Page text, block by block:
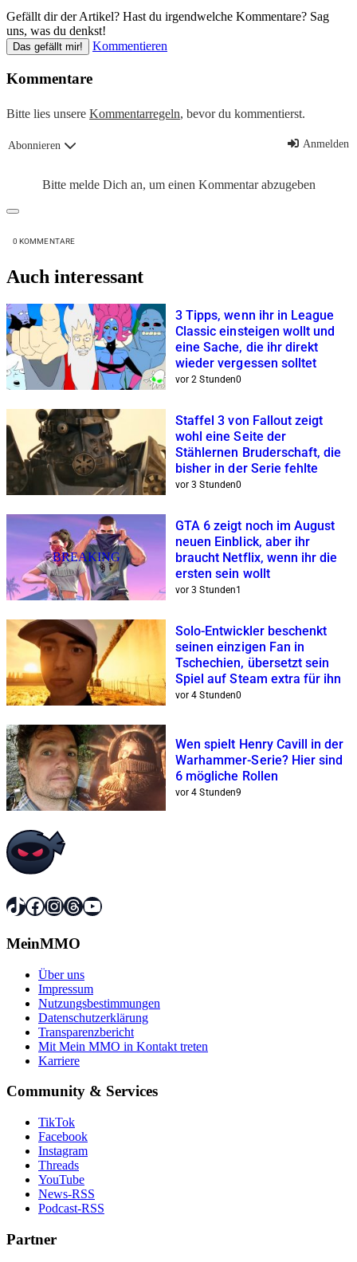
Gefällt dir der Artikel? Hast du irgendwelche Kommentare? Sag
uns, was du denkst!
Das gefällt mir! Kommentieren
Kommentare
Bitte lies unsere Kommentarregeln, bevor du kommentierst.
Abonnieren Anmelden
Bitte melde Dich an, um einen Kommentar abzugeben
0 KOMMENTARE
Auch interessant
3 Tipps, wenn ihr in League
Classic einsteigen wollt und
eine Sache, die ihr direkt
wieder vergessen solltet
vor 2 Stunden0
Staffel 3 von Fallout zeigt
wohl eine Seite der
Stählernen Bruderschaft, die
bisher in der Serie fehlte
vor 3 Stunden0
BREAKING
GTA 6 zeigt noch im August
neuen Einblick, aber ihr
braucht Netflix, wenn ihr die
ersten sein wollt
vor 3 Stunden1
Solo-Entwickler beschenkt
seinen einzigen Fan in
Tschechien, übersetzt sein
Spiel auf Steam extra für ihn
vor 4 Stunden0
Wen spielt Henry Cavill in der
Warhammer-Serie? Hier sind
6 mögliche Rollen
vor 4 Stunden9
TikTok
Facebook
Instagram
Threads
YouTube
MeinMMO
Über uns
Impressum
Nutzungsbestimmungen
Datenschutzerklärung
Transparenzbericht
Mit Mein MMO in Kontakt treten
Karriere
Community & Services
TikTok
Facebook
Instagram
Threads
YouTube
News-RSS
Podcast-RSS
Partner